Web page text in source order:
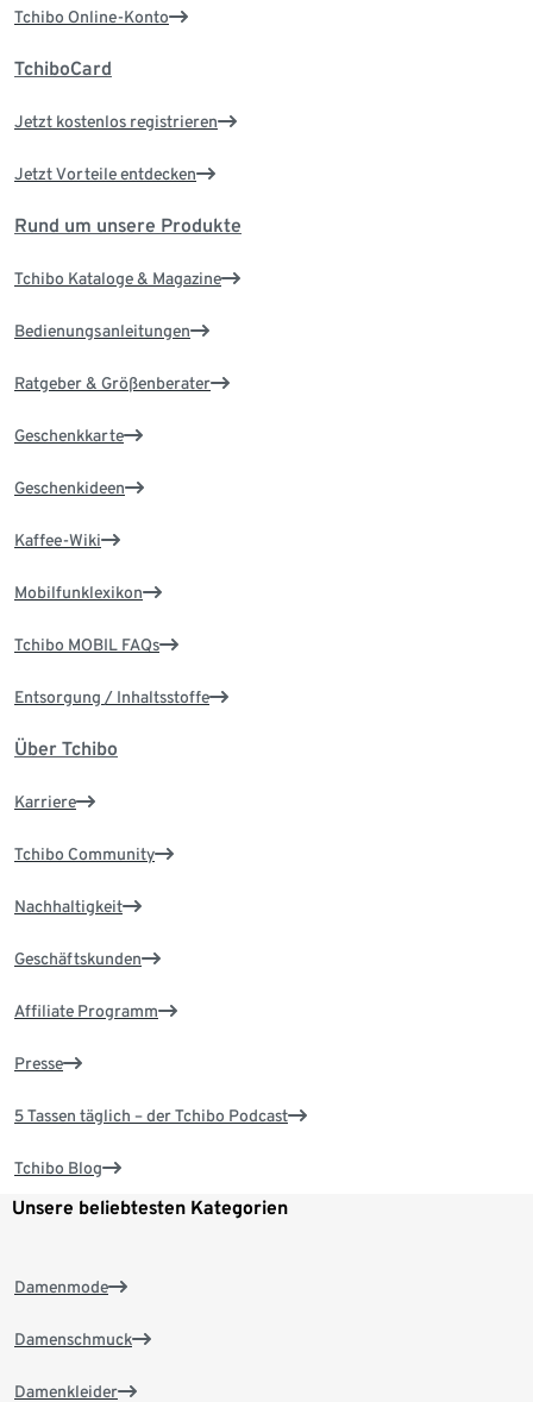
Tchibo Online-Konto
TchiboCard
Jetzt kostenlos registrieren
Jetzt Vorteile entdecken
Rund um unsere Produkte
Tchibo Kataloge & Magazine
Bedienungsanleitungen
Ratgeber & Größenberater
Geschenkkarte
Geschenkideen
Kaffee-Wiki
Mobilfunklexikon
Tchibo MOBIL FAQs
Entsorgung / Inhaltsstoffe
Über Tchibo
Karriere
Tchibo Community
Nachhaltigkeit
Geschäftskunden
Affiliate Programm
Presse
5 Tassen täglich – der Tchibo Podcast
Tchibo Blog
Unsere beliebtesten Kategorien
Damenmode
Damenschmuck
Damenkleider